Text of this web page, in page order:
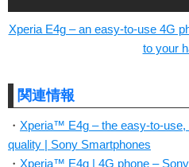
Xperia E4g – an easy-to-use 4G
to your
関連情報
・ Xperia™ E4g – the easy-to-
quality | Sony Smartphones
・ Xperia™ E4g | 4G phone –